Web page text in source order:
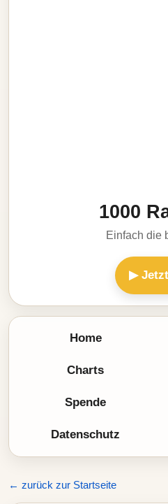
1000
Einfach die
▶
Home
Charts
Spende
Datenschutz
← zurück zur Startseite